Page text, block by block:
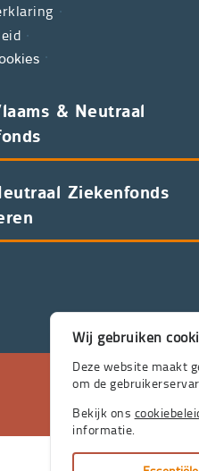
& Neutraal
Ziekenfonds
Wij gebruiken
Deze website maakt
om de
Bekijk ons
informatie.